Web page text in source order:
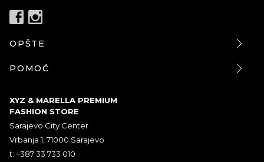
OPŠTE
POMOĆ
XYZ & MARELLA PREMIUM
FASHION STORE
Sarajevo City Center
Vrbanja 1, 71000 Sarajevo
t: +387 33 733 010